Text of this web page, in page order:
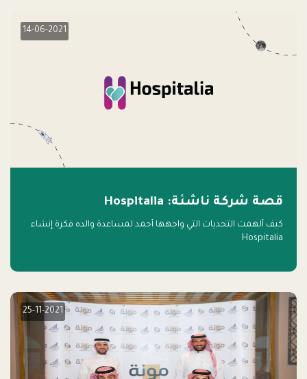
14-06-2021
قصة شركة ناشئة: Hospitalia
كيف ألهمت التحديات التي واجهها أحمد لمساعدة والده فكرة إنشاء
Hospitalia
25-11-2021